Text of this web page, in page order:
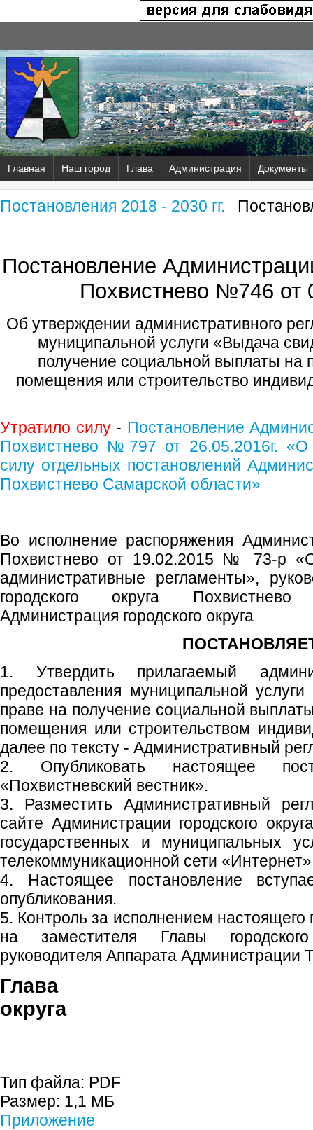
Главная Наш город Глава Администрация Документы
Постановления 2018 - 2030 гг.
Постановление
Похвистнево №746 от
Об утверждении административного
муниципальной услуги «Выдача
получение социальной выплаты на
помещения или строительство
Утратило силу - Постановление
Похвистнево №797 от 26.05.2016г. «О
силу отдельных постановлений
Похвистнево Самарской области»
Во исполнение распоряжения
Похвистнево от 19.02.2015 № 73-р
административные регламенты»,
городского округа
Администрация городского округа
1. Утвердить прилагаемый
предоставления муниципальной
праве на получение социальной
помещения или строительством
далее по тексту - Административный
2. Опубликовать настоящее
«Похвистневский вестник».
3. Разместить Административный
сайте Администрации городского
государственных и муниципальных
телекоммуникационной сети
4. Настоящее постановление
опубликования.
5. Контроль за исполнением настоящего
на заместителя Главы
руководителя Аппарата Администрации
Глава
округа В.М.
Тип файла: PDF
Размер: 1,1 МБ
Приложение